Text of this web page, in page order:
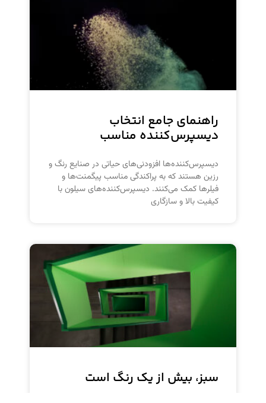
راهنمای جامع انتخاب
دیسپرس‌کننده مناسب
دیسپرس‌کننده‌ها افزودنی‌های حیاتی در صنایع رنگ و
رزین هستند که به پراکندگی مناسب پیگمنت‌ها و
فیلرها کمک می‌کنند. دیسپرس‌کننده‌های سیلون با
کیفیت بالا و سازگاری
سبز، بیش از یک رنگ است